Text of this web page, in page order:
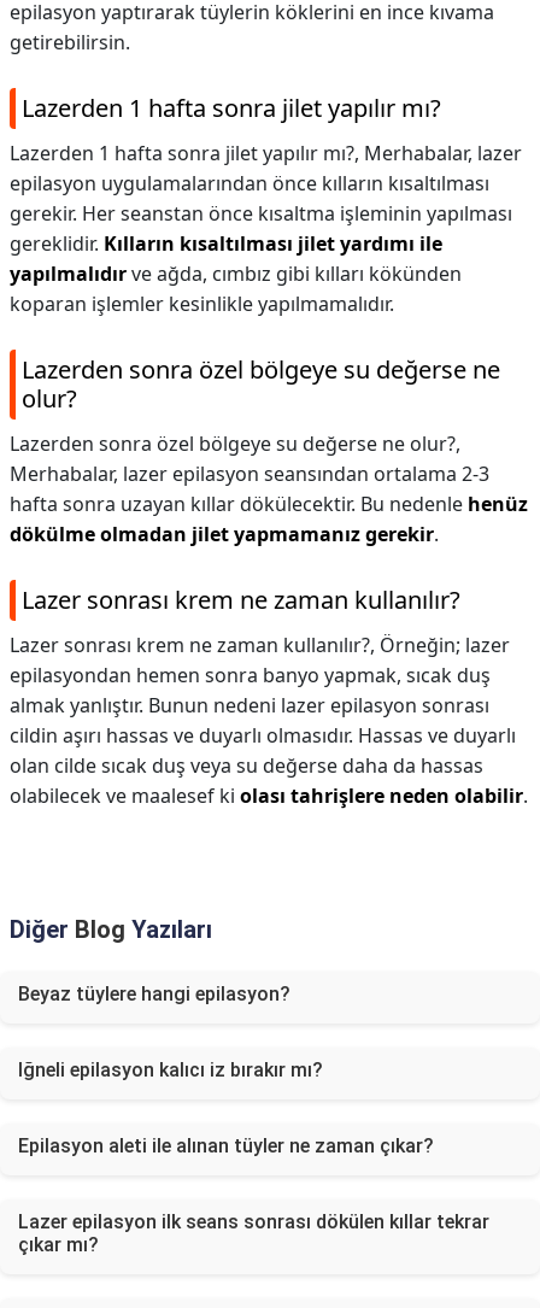
epilasyon yaptırarak tüylerin köklerini en ince kıvama
getirebilirsin.
Lazerden 1 hafta sonra jilet yapılır mı?
Lazerden 1 hafta sonra jilet yapılır mı?, Merhabalar, lazer
epilasyon uygulamalarından önce kılların kısaltılması
gerekir. Her seanstan önce kısaltma işleminin yapılması
gereklidir. Kılların kısaltılması jilet yardımı ile
yapılmalıdırve ağda, cımbız gibi kılları kökünden
koparan işlemler kesinlikle yapılmamalıdır.
Lazerden sonra özel bölgeye su değerse ne
olur?
Lazerden sonra özel bölgeye su değerse ne olur?,
Merhabalar, lazer epilasyon seansından ortalama 2-3
hafta sonra uzayan kıllar dökülecektir. Bu nedenle henüz
dökülme olmadan jilet yapmamanız gerekir.
Lazer sonrası krem ne zaman kullanılır?
Lazer sonrası krem ne zaman kullanılır?, Örneğin; lazer
epilasyondan hemen sonra banyo yapmak, sıcak duş
almak yanlıştır. Bunun nedeni lazer epilasyon sonrası
cildin aşırı hassas ve duyarlı olmasıdır. Hassas ve duyarlı
olan cilde sıcak duş veya su değerse daha da hassas
olabilecek ve maalesef ki olası tahrişlere neden olabilir.
Diğer Blog Yazıları
Beyaz tüylere hangi epilasyon?
Iğneli epilasyon kalıcı iz bırakır mı?
Epilasyon aleti ile alınan tüyler ne zaman çıkar?
Lazer epilasyon ilk seans sonrası dökülen kıllar tekrar
çıkar mı?